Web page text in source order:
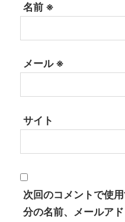
名前 ※
メール ※
サイト
次回のコメントで使
分の名前、メールア